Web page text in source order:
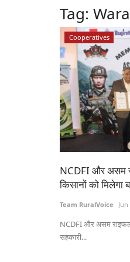
Tag:
Cooperatives
NCDFI और असम
किसानों को मिलेगा
Team RuralVoice
NCDFI और असम
सहकारी...